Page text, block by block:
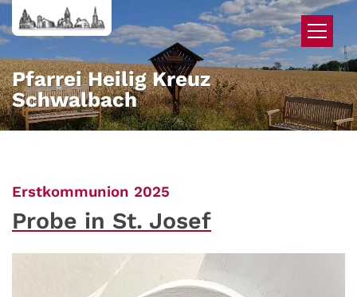
Zum Inhalt springen
Pfarrei Heilig Kreuz
Schwalbach
Erstkommunion 2025
Probe in St. Josef